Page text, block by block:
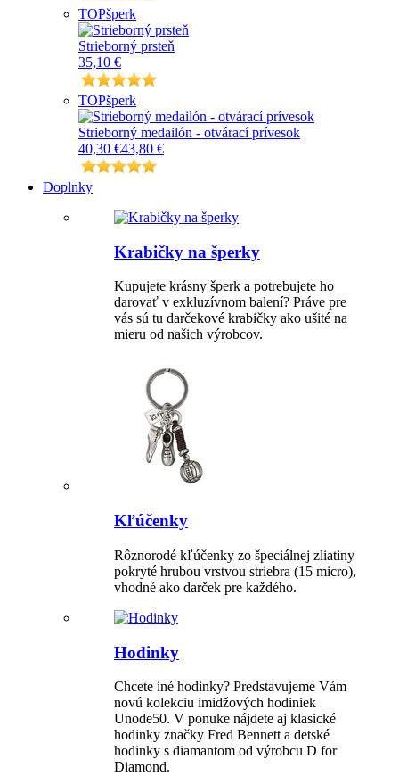
TOPšperk
Strieborný prsteň
35,10 €
TOPšperk
Strieborný medailón - otvárací prívesok
40,30 €43,80 €
Doplnky
Krabičky na šperky
Kupujete krásny šperk a potrebujete ho
darovať v exkluzívnom balení? Práve pre
vás sú tu darčekové krabičky ako ušité na
mieru od našich výrobcov.
Kľúčenky
Rôznorodé kľúčenky zo špeciálnej zliatiny
pokryté hrubou vrstvou striebra (15 micro),
vhodné ako darček pre každého.
Hodinky
Chcete iné hodinky? Predstavujeme Vám
novú kolekciu imidžových hodiniek
Unode50. V ponuke nájdete aj klasické
hodinky značky Fred Bennett a detské
hodinky s diamantom od výrobcu D for
Diamond.